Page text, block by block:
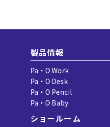
製品情報
Pa・O Work
Pa・O Desk
Pa・O Pencil
Pa・O Baby
ショールーム